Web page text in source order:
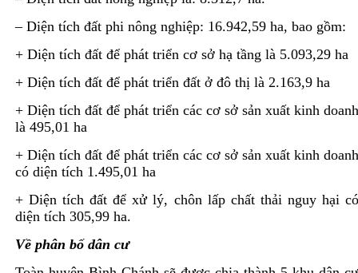
– Diện tích đất phi nông nghiệp: 16.942,59 ha, bao gồm:
+ Diện tích đất để phát triển cơ sở hạ tầng là 5.093,29 ha
+ Diện tích đất để phát triển đất ở đô thị là 2.163,9 ha
+ Diện tích đất để phát triển các cơ sở sản xuất kinh
là 495,01 ha
+ Diện tích đất để phát triển các cơ sở sản xuất kinh
có diện tích 1.495,01 ha
+ Diện tích đất để xử lý, chôn lấp chất thải nguy hại
diện tích 305,99 ha.
Về phân bố dân cư